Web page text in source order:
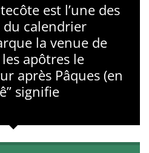
est l’une des
du calendrier
la venue de
apôtres le
après Pâques (en
signifie